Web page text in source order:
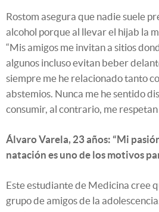
Rostom asegura que nadie suele
alcohol porque al llevar el hijab la
“Mis amigos me invitan a sitios
algunos incluso evitan beber
siempre me he relacionado tanto
abstemios. Nunca me he sentido
consumir, al contrario, me respetan
Álvaro Varela, 23 años: “Mi
natación es uno de los motivos
Este estudiante de Medicina cree
grupo de amigos de la